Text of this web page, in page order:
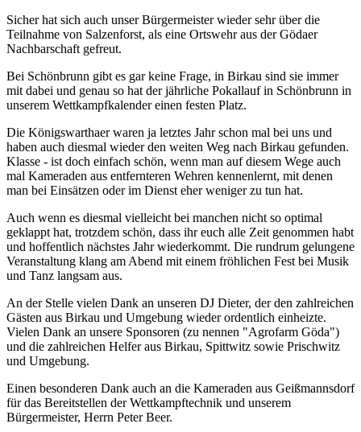
Sicher hat sich auch unser Bürgermeister wieder sehr über die
Teilnahme von Salzenforst, als eine Ortswehr aus der Gödaer
Nachbarschaft gefreut.
Bei Schönbrunn gibt es gar keine Frage, in Birkau sind sie immer
mit dabei und genau so hat der jährliche Pokallauf in Schönbrunn in
unserem Wettkampfkalender einen festen Platz.
Die Königswarthaer waren ja letztes Jahr schon mal bei uns und
haben auch diesmal wieder den weiten Weg nach Birkau gefunden.
Klasse - ist doch einfach schön, wenn man auf diesem Wege auch
mal Kameraden aus entfernteren Wehren kennenlernt, mit denen
man bei Einsätzen oder im Dienst eher weniger zu tun hat.
Auch wenn es diesmal vielleicht bei manchen nicht so optimal
geklappt hat, trotzdem schön, dass ihr euch alle Zeit genommen habt
und hoffentlich nächstes Jahr wiederkommt. Die rundrum gelungene
Veranstaltung klang am Abend mit einem fröhlichen Fest bei Musik
und Tanz langsam aus.
An der Stelle vielen Dank an unseren DJ Dieter, der den zahlreichen
Gästen aus Birkau und Umgebung wieder ordentlich einheizte.
Vielen Dank an unsere Sponsoren (zu nennen "Agrofarm Göda")
und die zahlreichen Helfer aus Birkau, Spittwitz sowie Prischwitz
und Umgebung.
Einen besonderen Dank auch an die Kameraden aus Geißmannsdorf
für das Bereitstellen der Wettkampftechnik und unserem
Bürgermeister, Herrn Peter Beer.